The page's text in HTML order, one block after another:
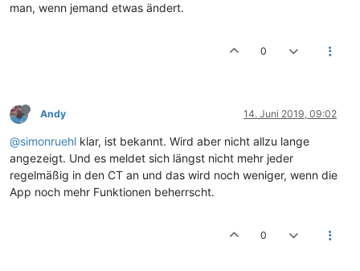
man, wenn jemand etwas ändert.
0
Andy 14. Juni 2019, 09:02
@simonruehl klar, ist bekannt. Wird aber nicht allzu lange
angezeigt. Und es meldet sich längst nicht mehr jeder
regelmäßig in den CT an und das wird noch weniger, wenn die
App noch mehr Funktionen beherrscht.
0